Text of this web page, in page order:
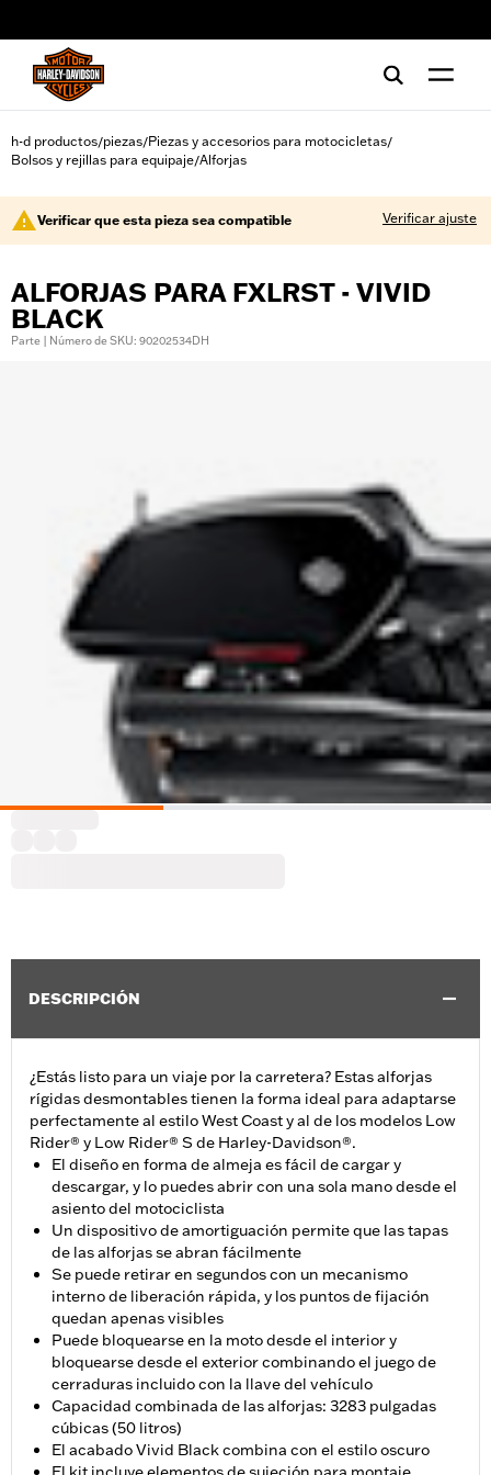
h-d productos/piezas/Piezas y accesorios para motocicletas/
Bolsos y rejillas para equipaje/Alforjas
Verificar que esta pieza sea compatible Verificar ajuste
ALFORJAS PARA FXLRST - VIVID
BLACK
Parte | Número de SKU: 90202534DH
DESCRIPCIÓN
¿Estás listo para un viaje por la carretera? Estas alforjas
rígidas desmontables tienen la forma ideal para adaptarse
perfectamente al estilo West Coast y al de los modelos Low
Rider® y Low Rider® S de Harley-Davidson®.
El diseño en forma de almeja es fácil de cargar y
descargar, y lo puedes abrir con una sola mano desde el
asiento del motociclista
Un dispositivo de amortiguación permite que las tapas
de las alforjas se abran fácilmente
Se puede retirar en segundos con un mecanismo
interno de liberación rápida, y los puntos de fijación
quedan apenas visibles
Puede bloquearse en la moto desde el interior y
bloquearse desde el exterior combinando el juego de
cerraduras incluido con la llave del vehículo
Capacidad combinada de las alforjas: 3283 pulgadas
cúbicas (50 litros)
El acabado Vivid Black combina con el estilo oscuro